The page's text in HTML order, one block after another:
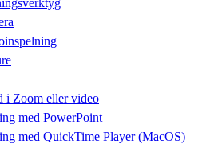
i Zoom eller video
med PowerPoint
med QuickTime Player (MacOS)